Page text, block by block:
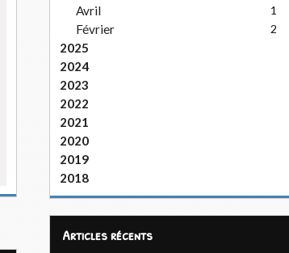
Avril 1
Février 2
2025
2024
2023
2022
2021
2020
2019
2018
articles récents